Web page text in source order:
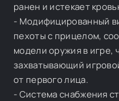
ранен и истекает
- Модифицированный
пехоты с прицелом,
модели оружия в игре,
захватывающий
от первого лица.
- Система снабжения